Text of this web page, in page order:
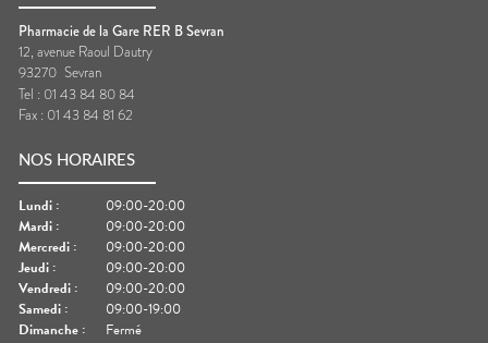
Pharmacie de la Gare RER B Sevran
12, avenue Raoul Dautry
93270 Sevran
Tel : 01 43 84 80 84
Fax : 01 43 84 81 62
NOS HORAIRES
Lundi :
09:00-20:00
Mardi :
09:00-20:00
Mercredi :
09:00-20:00
Jeudi :
09:00-20:00
Vendredi :
09:00-20:00
Samedi :
09:00-19:00
Dimanche : Fermé